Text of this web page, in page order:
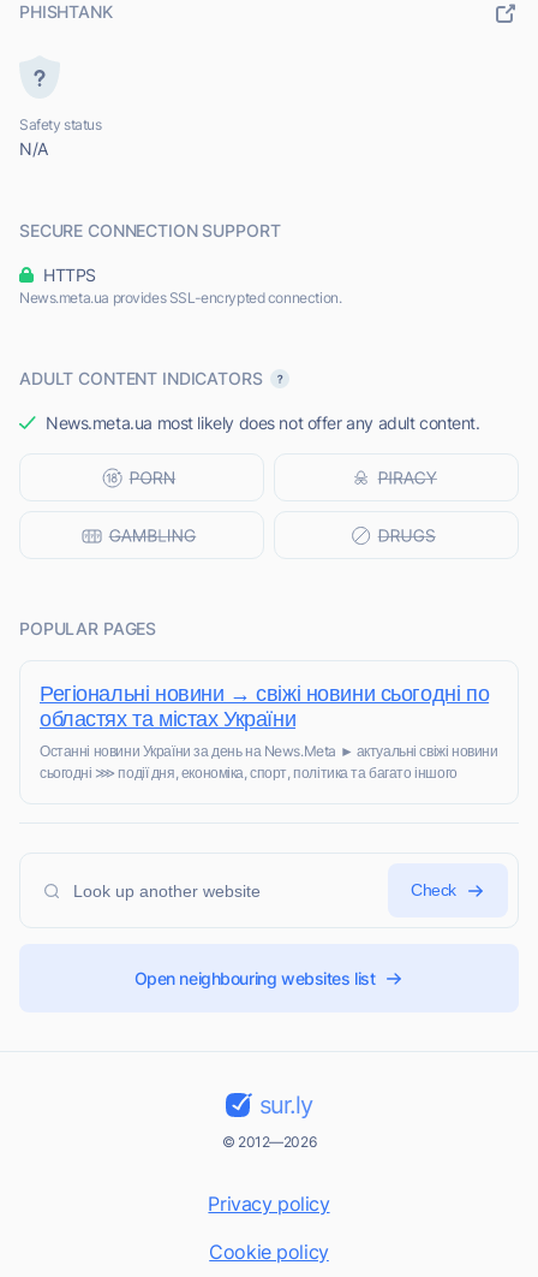
PHISHTANK
Safety status
N/A
SECURE CONNECTION SUPPORT
HTTPS
News.meta.ua provides SSL-encrypted connection.
ADULT CONTENT INDICATORS
News.meta.ua most likely does not offer any adult content.
POPULAR PAGES
Регіональні новини → свіжі новини сьогодні по
областях та містах України
Останні новини України за день на News.Meta ► актуальні свіжі новини
сьогодні ⋙ події дня, економіка, спорт, політика та багато іншого
Check
Open neighbouring websites list
sur.ly
© 2012—2026
Privacy policy
Cookie policy